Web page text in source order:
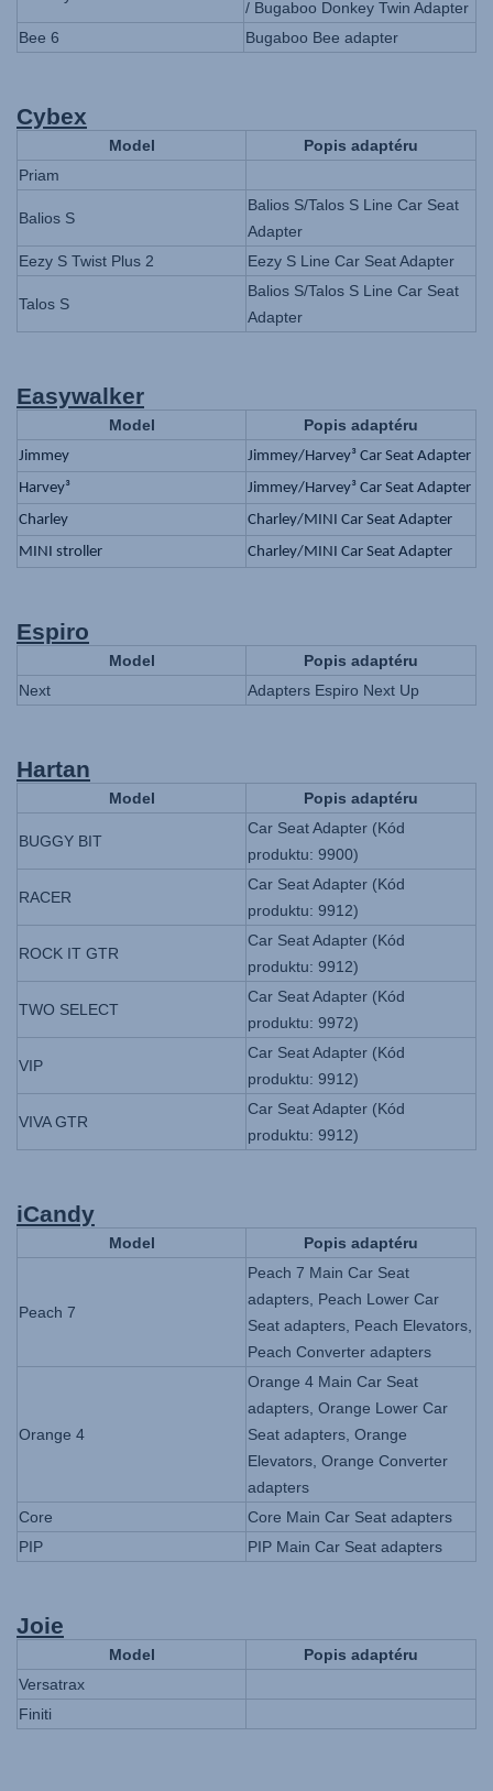
/ Bugaboo Donkey Twin Adapter
Bee 6
Bugaboo Bee adapter
Cybex
Model
Popis adaptéru
Priam
Balios S
Balios S/Talos S Line Car Seat
Adapter
Eezy S Twist Plus 2
Eezy S Line Car Seat Adapter
Talos S
Balios S/Talos S Line Car Seat
Adapter
Easywalker
Model Popis adaptéru
Jimmey
Jimmey/Harvey³ Car Seat Adapter
Harvey³
Jimmey/Harvey³ Car Seat Adapter
Charley
Charley/MINI Car Seat Adapter
MINI stroller
Charley/MINI Car Seat Adapter
Espiro
Model
Popis adaptéru
Next
Adapters Espiro Next Up
Hartan
Model Popis adaptéru
BUGGY BIT
Car Seat Adapter (Kód
produktu: 9900)
RACER
Car Seat Adapter (Kód
produktu: 9912)
ROCK IT GTR
Car Seat Adapter (Kód
produktu: 9912)
TWO SELECT
Car Seat Adapter (Kód
produktu: 9972)
VIP
Car Seat Adapter (Kód
produktu: 9912)
VIVA GTR
Car Seat Adapter (Kód
produktu: 9912)
iCandy
Model Popis adaptéru
Peach 7
Peach 7 Main Car Seat
adapters, Peach Lower Car
Seat adapters, Peach Elevators,
Peach Converter adapters
Orange 4
Orange 4 Main Car Seat
adapters, Orange Lower Car
Seat adapters, Orange
Elevators, Orange Converter
adapters
Core
Core Main Car Seat adapters
PIP
PIP Main Car Seat adapters
Joie
Model
Popis adaptéru
Versatrax
Finiti